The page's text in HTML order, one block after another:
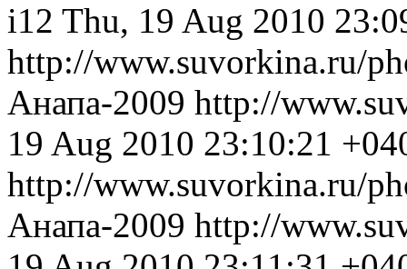
i12 Thu, 19 Aug 2010
http://www.suvorkina.ru/
Анапа-2009 http://
19 Aug 2010 23:10:21
http://www.suvorkina.ru/
Анапа-2009 http://